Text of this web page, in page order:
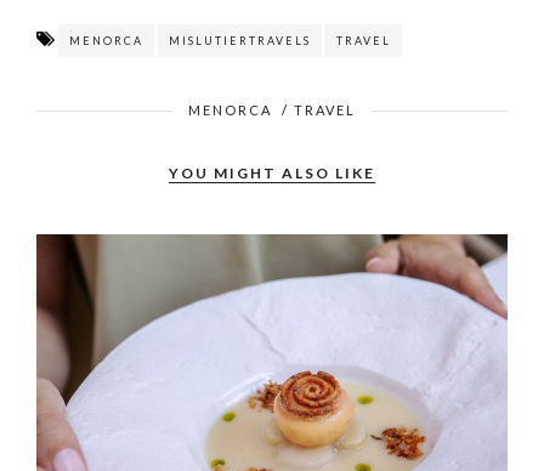
MENORCA MISLUTIERTRAVELS TRAVEL
MENORCA / TRAVEL
YOU MIGHT ALSO LIKE